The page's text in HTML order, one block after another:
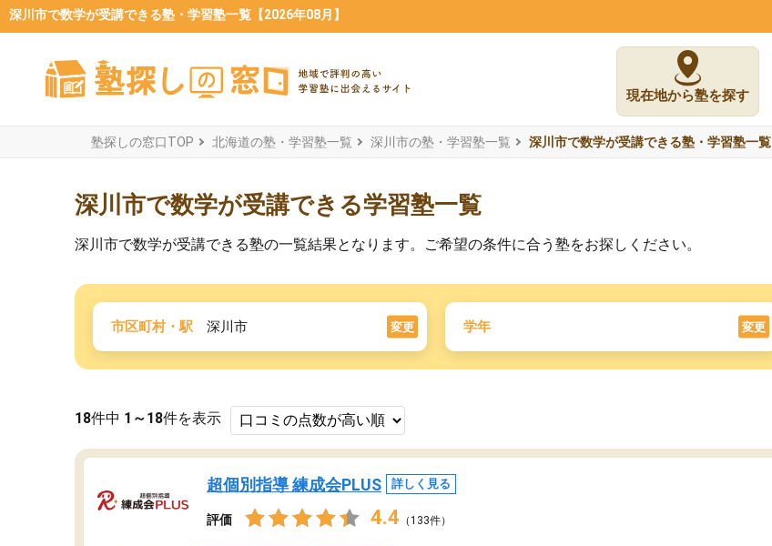
深川市で数学が受講できる塾・学習塾一覧【2026年08月】
現在地から塾を探す
塾探しの窓口TOP 北海道の塾・学習塾一覧 深川市の塾・学習塾一覧 深川市で数学が受講できる塾・学習塾一覧
深川市で数学が受講できる学習塾一覧
深川市で数学が受講できる塾の一覧結果となります。ご希望の条件に合う塾をお探しください。
市区町村・駅 深川市 変更 学年 変更
18件中 1～18件を表示
超個別指導 練成会PLUS 詳しく見る
評価 4.4 （133件）